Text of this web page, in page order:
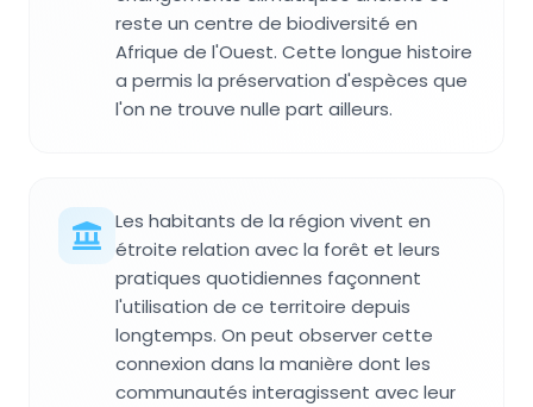
reste un centre de biodiversité en
Afrique de l'Ouest. Cette longue histoire
a permis la préservation d'espèces que
l'on ne trouve nulle part ailleurs.
Les habitants de la région vivent en
étroite relation avec la forêt et leurs
pratiques quotidiennes façonnent
l'utilisation de ce territoire depuis
longtemps. On peut observer cette
connexion dans la manière dont les
communautés interagissent avec leur